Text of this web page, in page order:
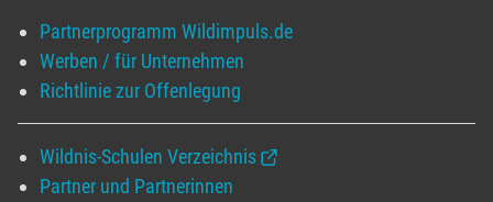
Partnerprogramm Wildimpuls.de
Werben / für Unternehmen
Richtlinie zur Offenlegung
Wildnis-Schulen Verzeichnis
Partner und Partnerinnen